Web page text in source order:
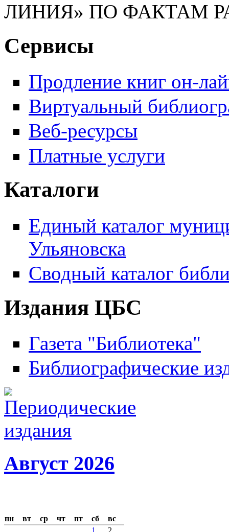
ЛИНИЯ» ПО ФАКТАМ
Сервисы
Продление книг он-
Виртуальный
Веб-ресурсы
Платные услуги
Каталоги
Единый каталог
Ульяновска
Сводный каталог
Издания ЦБС
Газета "Библиотека"
Библиографические
Август 2026
пн вт ср чт пт сб
вс